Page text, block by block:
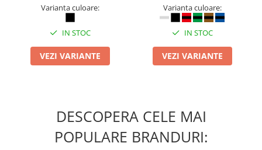
Varianta culoare:
IN STOC
VEZI VARIANTE
Varianta culoare:
IN STOC
VEZI VARIANTE
DESCOPERA CELE MAI
POPULARE BRANDURI: